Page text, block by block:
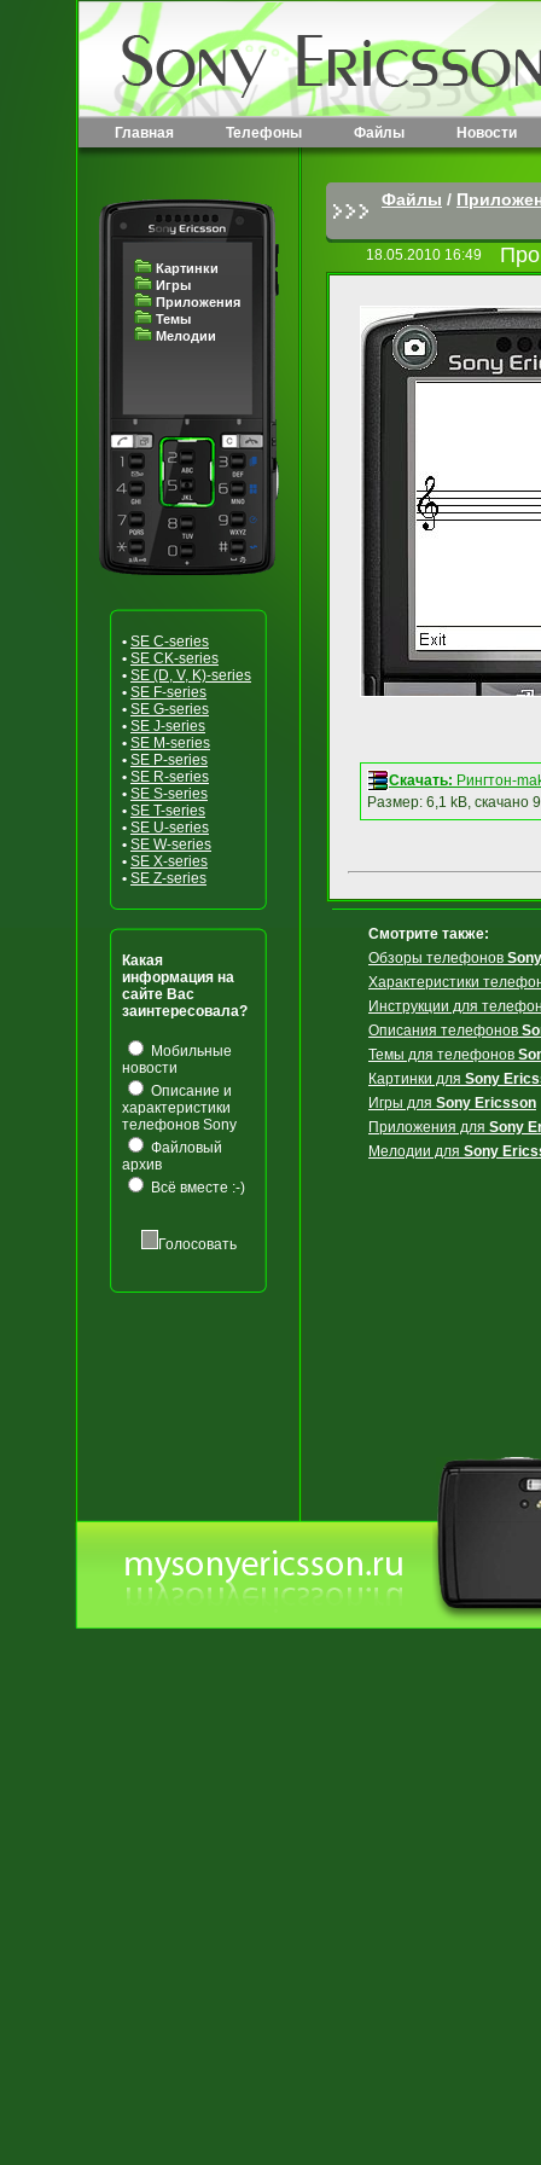
Главная Телефоны Файлы Новости
Картинки
Игры
Приложения
Темы
Мелодии
• SE C-series
• SE CK-series
• SE (D, V, K)-series
• SE F-series
• SE G-series
• SE J-series
• SE M-series
• SE P-series
• SE R-series
• SE S-series
• SE T-series
• SE U-series
• SE W-series
• SE X-series
• SE Z-series
Какая
информация на
сайте Вас
заинтересовала?
Мобильные
новости
Описание и
характеристики
телефонов Sony
Файловый
архив
Всё вместе :-)
Голосовать
Файлы /
18.05.2010 16:49
Скачать: Рингтон-
Размер: 6,1 kB, скачано
Смотрите также:
Обзоры телефонов
Характеристики
Инструкции для
Описания телефонов
Темы для телефонов
Картинки для Sony
Игры для Sony Ericsson
Приложения для Sony
Мелодии для Sony